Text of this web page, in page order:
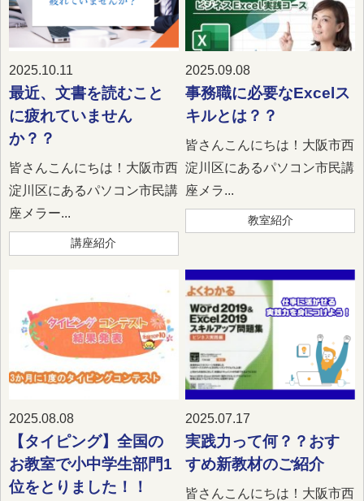
2025.10.11
最近、文書を読むこと
に疲れていません
か？？
皆さんこんにちは！大阪市西
淀川区にあるパソコン市民講
座メラー...
講座紹介
2025.09.08
事務職に必要なExcelス
キルとは？？
皆さんこんにちは！大阪市西
淀川区にあるパソコン市民講
座メラ...
教室紹介
2025.08.08
【タイピング】全国の
お教室で小中学生部門1
位をとりました！！
2025.07.17
実践力って何？？おす
すめ新教材のご紹介
皆さんこんにちは！大阪市西